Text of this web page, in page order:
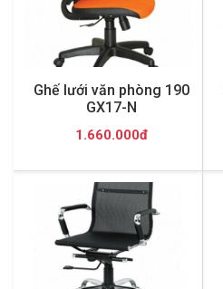
Ghế lưới văn phòng 190
GX17-N
1.660.000đ